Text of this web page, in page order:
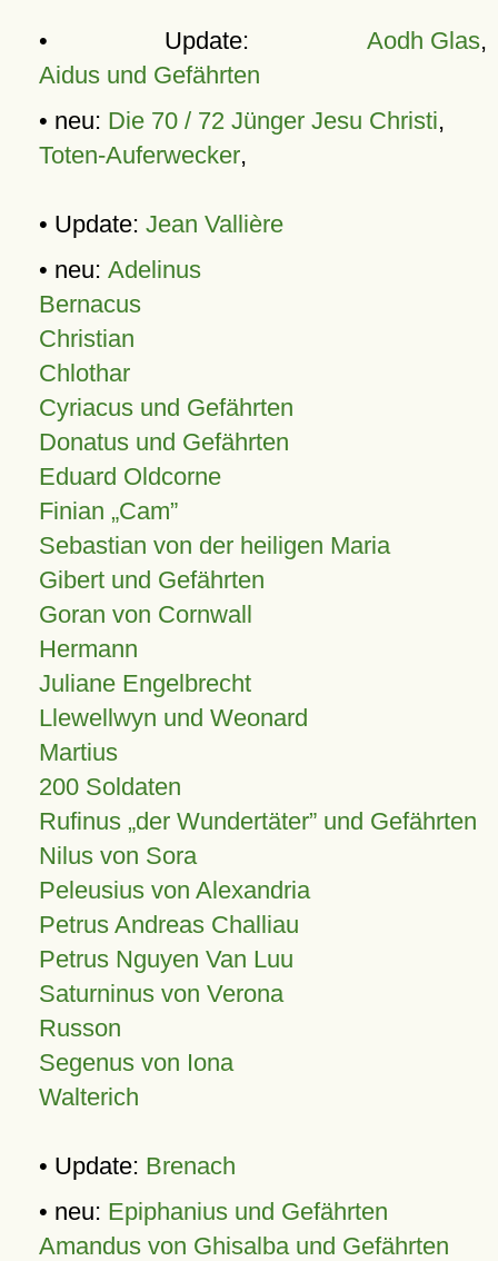
• Update: Aodh Glas,
Aidus und Gefährten
• neu: Die 70 / 72 Jünger Jesu Christi,
Toten-Auferwecker,
• Update: Jean Vallière
• neu: Adelinus
Bernacus
Christian
Chlothar
Cyriacus und Gefährten
Donatus und Gefährten
Eduard Oldcorne
Finian Cam
Sebastian von der heiligen Maria
Gibert und Gefährten
Goran von Cornwall
Hermann
Juliane Engelbrecht
Llewellwyn und Weonard
Martius
200 Soldaten
Rufinus „der Wundertäter” und Gefährten
Nilus von Sora
Peleusius von Alexandria
Petrus Andreas Challiau
Petrus Nguyen Van Luu
Saturninus von Verona
Russon
Segenus von Iona
Walterich
• Update: Brenach
• neu: Epiphanius und Gefährten
Amandus von Ghisalba und Gefährten